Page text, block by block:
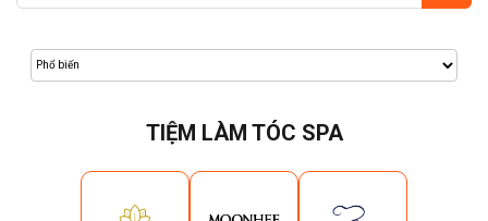
TIỆM LÀM TÓC SPA